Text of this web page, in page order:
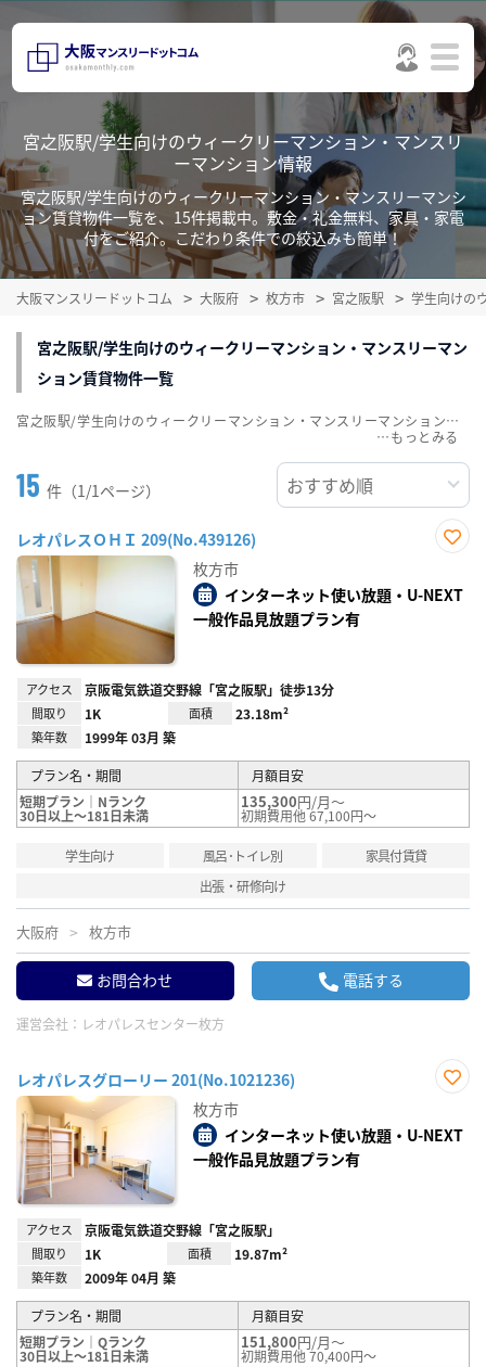
宮之阪駅/学生向けのウィークリーマンション・マンスリ
ーマンション情報
宮之阪駅/学生向けのウィークリーマンション・マンスリーマンシ
ョン賃貸物件一覧を、15件掲載中。敷金・礼金無料、家具・家電
付をご紹介。こだわり条件での絞込みも簡単！
大阪マンスリードットコム 大阪府 枚方市 宮之阪駅 学生向けの
宮之阪駅/学生向けのウィークリーマンション・マンスリーマン
ション賃貸物件一覧
15 件（1/1ページ）
レオパレスＯＨＩ 209(No.439126)
り登
録
枚方市
インターネット使い放題・U-NEXT
一般作品見放題プラン有
アクセス 京阪電気鉄道交野線「宮之阪駅」徒歩13分
間取り 1K 面積 23.18m²
築年数 1999年 03月 築
プラン名・期間
月額目安
短期プラン｜Nランク
30日以上～181日未満
135,300円/月～
初期費用他 67,100円～
学生向け 風呂･トイレ別
家具付賃貸
出張・研修向け
大阪府 枚方市
お問合わせ 電話する
運営会社： レオパレスセンター枚方
レオパレスグローリー 201(No.1021236)
り登
録
枚方市
インターネット使い放題・U-NEXT
一般作品見放題プラン有
アクセス 京阪電気鉄道交野線「宮之阪駅」
間取り 1K 面積 19.87m²
築年数 2009年 04月 築
プラン名・期間
月額目安
短期プラン｜Qランク
30日以上～181日未満
151,800円/月～
初期費用他 70,400円～
宮之阪駅/学生向けのウィークリーマンション・マンスリーマンション賃貸物件一覧を、15件掲載中。敷金・礼金無料、家具・家電付をご紹介。こだわり条件での絞込みも簡単！
…